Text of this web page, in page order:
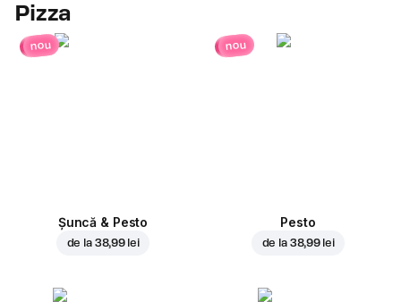
Pizza
nou
Șuncă & Pesto
de la 38,99 lei
nou
Pesto
de la 38,99 lei